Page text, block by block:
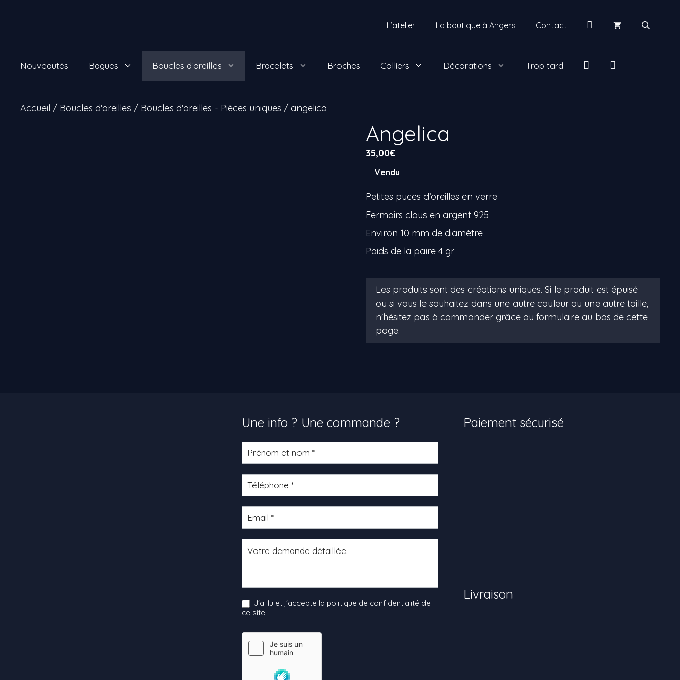
L’atelier La boutique à Angers Contact
Nouveautés Bagues Boucles d’oreilles Bracelets Broches Colliers Décorations Trop tard
Accueil / Boucles d'oreilles / Boucles d'oreilles - Pièces uniques / angelica
Angelica
35,00€
Vendu
Petites puces d’oreilles en verre
Fermoirs clous en argent 925
Environ 10 mm de diamètre
Poids de la paire 4 gr
Une info ? Une commande ?
Formulaire
produit
J'ai lu et j'accepte la politique de confidentialité de
ce site
Paiement sécurisé
Livraison